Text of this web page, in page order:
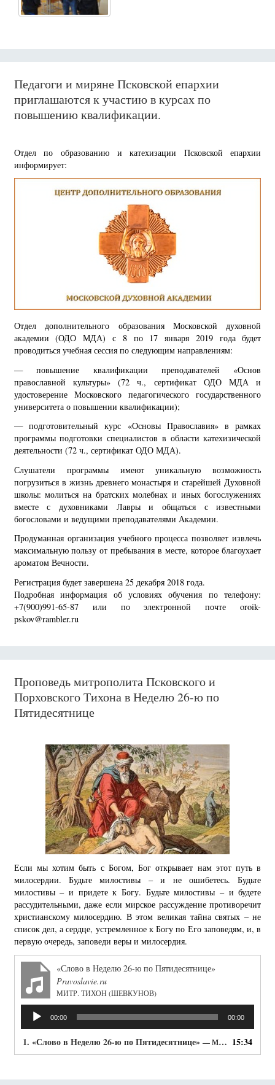
Педагоги и миряне Псковской епархии
приглашаются к участию в курсах по
повышению квалификации.
Отдел по образованию и катехизации Псковской епархии
информирует:
Отдел дополнительного образования Московской духовной
академии (ОДО МДА) с 8 по 17 января 2019 года будет
проводиться учебная сессия по следующим направлениям:
— повышение квалификации преподавателей «Основ
православной культуры» (72 ч., сертификат ОДО МДА и
удостоверение Московского педагогического государственного
университета о повышении квалификации);
— подготовительный курс «Основы Православия» в рамках
программы подготовки специалистов в области катехизической
деятельности (72 ч., сертификат ОДО МДА).
Слушатели программы имеют уникальную возможность
погрузиться в жизнь древнего монастыря и старейшей Духовной
школы: молиться на братских молебнах и иных богослужениях
вместе с духовниками Лавры и общаться с известными
богословами и ведущими преподавателями Академии.
Продуманная организация учебного процесса позволяет извлечь
максимальную пользу от пребывания в месте, которое благоухает
ароматом Вечности.
Регистрация будет завершена 25 декабря 2018 года.
Подробная информация об условиях обучения по телефону:
+7(900)991-65-87 или по электронной почте oroik-
pskov@rambler.ru
Проповедь митрополита Псковского и
Порховского Тихона в Неделю 26-ю по
Пятидесятнице
Если мы хотим быть с Богом, Бог открывает нам этот путь в
милосердии. Будьте милостивы – и не ошибетесь. Будьте
милостивы – и придете к Богу. Будьте милостивы – и будете
рассудительными, даже если мирское рассуждение противоречит
христианскому милосердию. В этом великая тайна святых – не
список дел, а сердце, устремленное к Богу по Его заповедям, и, в
первую очередь, заповеди веры и милосердия.
«Слово в Неделю 26-ю по Пятидесятнице»
Pravoslavie.ru
МИТР. ТИХОН (ШЕВКУНОВ)
Аудиоплеер
00:00 00:00
1. «Слово в Неделю 26-ю по Пятидесятнице» — МИТР. ТИХОН (ШЕВКУНОВ) 15:34